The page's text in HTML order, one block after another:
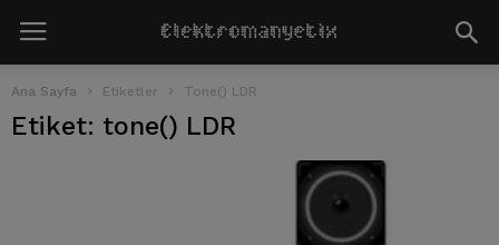
Ana Sayfa Etiketler Tone() LDR
Etiket: tone() LDR